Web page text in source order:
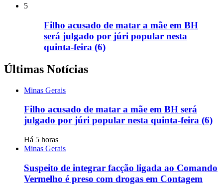
5
Filho acusado de matar a mãe em BH
será julgado por júri popular nesta
quinta-feira (6)
Últimas Notícias
Minas Gerais
Filho acusado de matar a mãe em BH será
julgado por júri popular nesta quinta-feira (6)
Há 5 horas
Minas Gerais
Suspeito de integrar facção ligada ao Comando
Vermelho é preso com drogas em Contagem